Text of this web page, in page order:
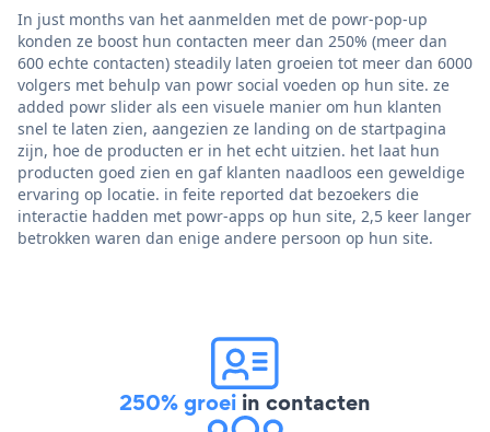
In just months van het aanmelden met de powr-pop-up
konden ze boost hun contacten meer dan 250% (meer dan
600 echte contacten) steadily laten groeien tot meer dan 6000
volgers met behulp van powr social voeden op hun site. ze
added powr slider als een visuele manier om hun klanten
snel te laten zien, aangezien ze landing on de startpagina
zijn, hoe de producten er in het echt uitzien. het laat hun
producten goed zien en gaf klanten naadloos een geweldige
ervaring op locatie. in feite reported dat bezoekers die
interactie hadden met powr-apps op hun site, 2,5 keer langer
betrokken waren dan enige andere persoon op hun site.
250% groei in contacten